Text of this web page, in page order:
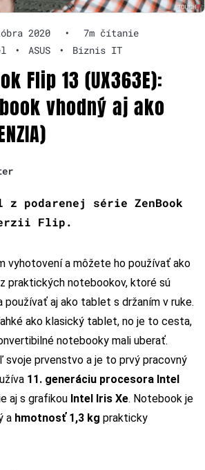
2020 •
7m čítanie
• ASUS • Biznis IT
Flip 13 (UX363E):
vhodný aj ako
z podarenej série ZenBook
Flip.
vyhotovení a môžete ho používať ako
praktických notebookov, ktoré sú
používať aj ako tablet s držaním v ruke.
ako klasický tablet, no je to cesta,
notebooky mali uberať.
svoje prvenstvo a je to prvý pracovný
11. generáciu procesora Intel
aj s grafikou Intel Iris Xe. Notebook je
a hmotnosť 1,3 kg prakticky